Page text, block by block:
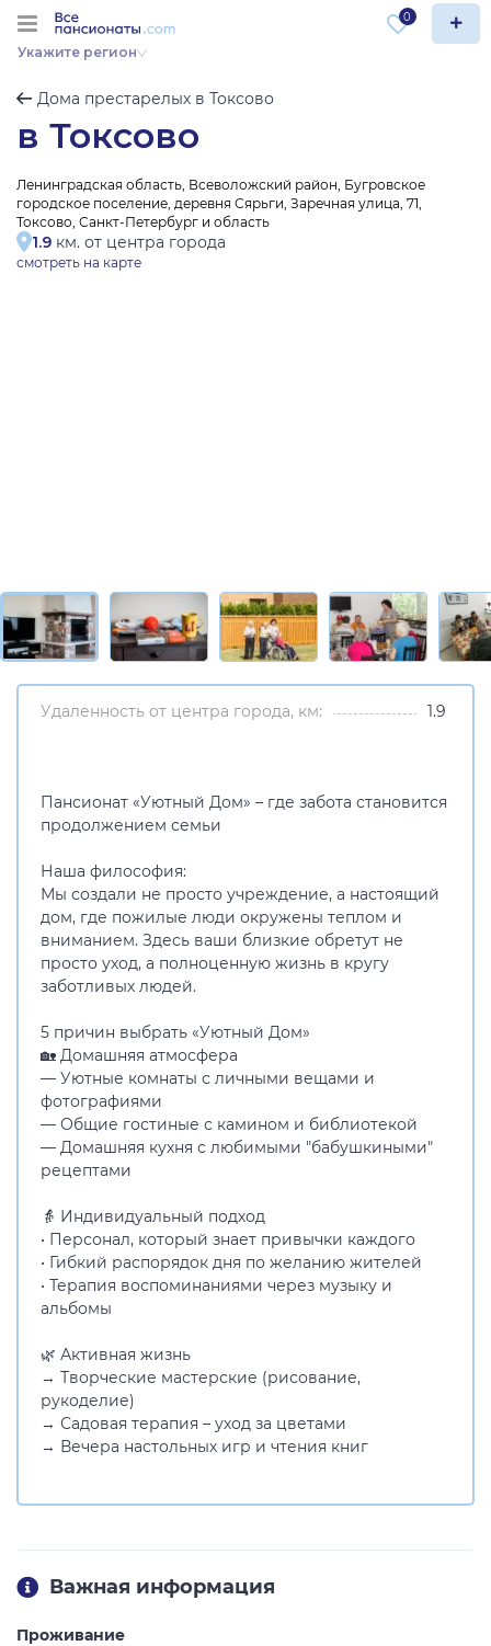
Укажите регион
0
Дома престарелых в Токсово
в Токсово
Ленинградская область, Всеволожский район, Бугровское
городское поселение, деревня Сярьги, Заречная улица, 71,
Токсово, Санкт-Петербург и область
1.9 км. от центра города
смотреть на карте
Удаленность от центра города, км: 1.9
Пансионат «Уютный Дом» – где забота становится
продолжением семьи
Наша философия:
Мы создали не просто учреждение, а настоящий
дом, где пожилые люди окружены теплом и
вниманием. Здесь ваши близкие обретут не
просто уход, а полноценную жизнь в кругу
заботливых людей.
5 причин выбрать «Уютный Дом»
🏡 Домашняя атмосфера
— Уютные комнаты с личными вещами и
фотографиями
— Общие гостиные с камином и библиотекой
— Домашняя кухня с любимыми "бабушкиными"
рецептами
👵 Индивидуальный подход
• Персонал, который знает привычки каждого
• Гибкий распорядок дня по желанию жителей
• Терапия воспоминаниями через музыку и
альбомы
🌿 Активная жизнь
→ Творческие мастерские (рисование,
рукоделие)
→ Садовая терапия – уход за цветами
→ Вечера настольных игр и чтения книг
Важная информация
Проживание